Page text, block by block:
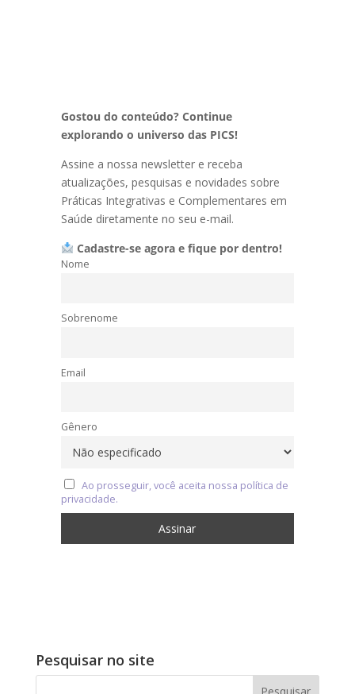
Gostou do conteúdo? Continue
explorando o universo das PICS!
Assine a nossa newsletter e receba
atualizações, pesquisas e novidades sobre
Práticas Integrativas e Complementares em
Saúde diretamente no seu e-mail.
Cadastre-se agora e fique por dentro!
Nome
Sobrenome
Email
Gênero
Ao prosseguir, você aceita nossa política de
privacidade.
Pesquisar no site